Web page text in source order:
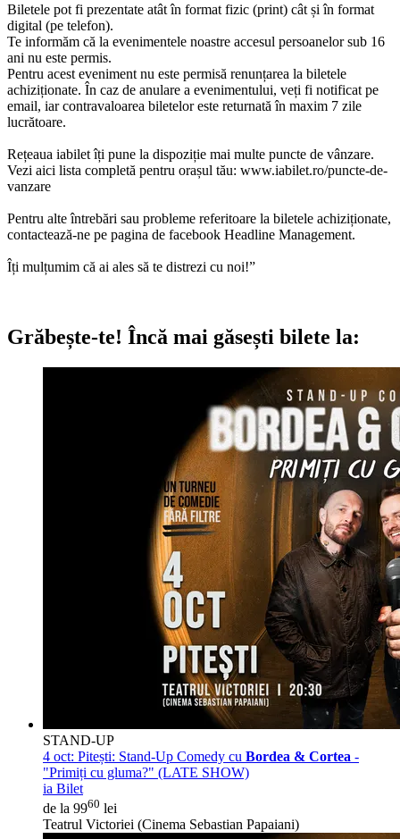
Biletele pot fi prezentate atât în format fizic (print) cât și în format
digital (pe telefon).
Te informăm că la evenimentele noastre accesul persoanelor sub 16
ani nu este permis.
Pentru acest eveniment nu este permisă renunțarea la biletele
achiziționate. În caz de anulare a evenimentului, veți fi notificat pe
email, iar contravaloarea biletelor este returnată în maxim 7 zile
lucrătoare.
Rețeaua iabilet îți pune la dispoziție mai multe puncte de vânzare.
Vezi aici lista completă pentru orașul tău: www.iabilet.ro/puncte-de-
vanzare
Pentru alte întrebări sau probleme referitoare la biletele achiziționate,
contactează-ne pe pagina de facebook Headline Management.
Îți mulțumim că ai ales să te distrezi cu noi!”
Grăbește-te! Încă mai găsești bilete la:
STAND-UP
4 oct: Pitești: Stand-Up Comedy cu Bordea & Cortea -
"Primiți cu gluma?" (LATE SHOW)
ia Bilet
de la 9960 lei
Teatrul Victoriei (Cinema Sebastian Papaiani)